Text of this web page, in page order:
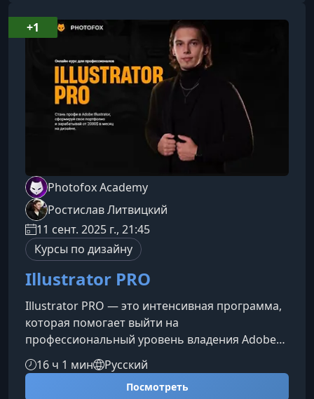
последовательно — от простого к сложному.
Вы шаг за шагом осваиваете интерфейс,
инструменты и рабочие процессы, которые
использ
Photofox Academy
Ростислав Литвицкий
11 сент. 2025 г., 21:45
Курсы по дизайну
Illustrator PRO
Illustrator PRO — это интенсивная программа,
которая помогает выйти на
профессиональный уровень владения Adobe
Illustrator, собрать сильное портфолио и
начать зарабатывать на дизайне от 2000
долларов в месяц. Курс подходит новичкам и
16 ч 1 мин Русский
Посмотреть
+1